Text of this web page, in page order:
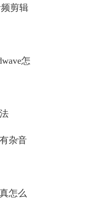
剪辑
怎
杂音
怎么